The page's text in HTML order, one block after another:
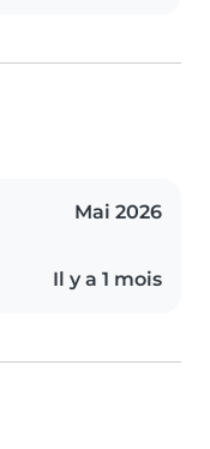
Mai 2026
Il y a 1 mois